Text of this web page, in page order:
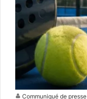
Communiqué de presse